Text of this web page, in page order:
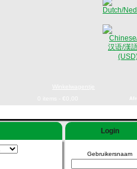
Login
Gebruikersnaam